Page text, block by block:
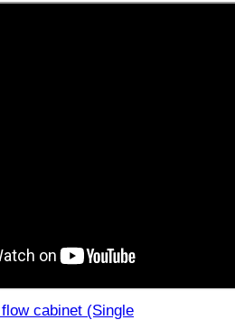
cabinet (Single